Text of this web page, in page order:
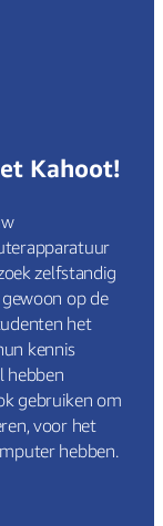
Kahoot!
zelfstandig
op de
het
kennis
hebben
gebruiken om
voor het
hebben.